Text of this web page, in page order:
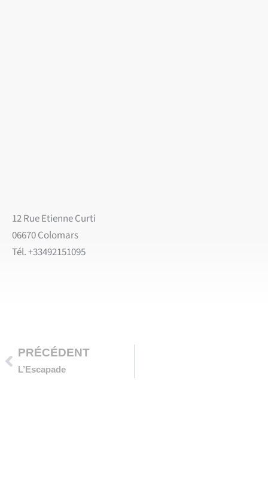
12 Rue Etienne Curti
06670 Colomars
Tél. +33492151095
PRÉCÉDENT
L’Escapade